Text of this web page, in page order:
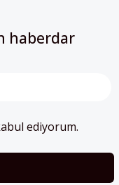
haberdar
ediyorum.